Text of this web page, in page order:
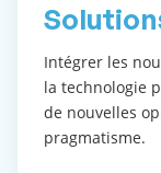
Intégrer les
la technologie
de nouvelles
pragmatisme.